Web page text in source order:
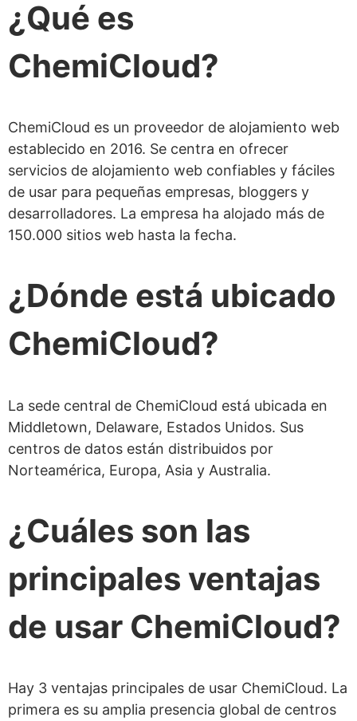
usar ChemiCloud?
¿Qué tipos de alojamiento ofrecen?
Alojamiento Compartido
Alojamiento WordPress
Alojamiento Revendedor
¿Ofrece ChemiCloud
alojamiento gestionado?
alojamiento Windows?
¿Ofrece ChemiCloud ancho de
banda ilimitado?
¿Dónde están los centros de datos de
ChemiCloud?
¿Es rápido ChemiCloud?
actividad de ChemiCloud?
¿Qué panel de control proporciona
ChemiCloud?
¿Proporciona ChemiCloud un
¿Proporciona ChemiCloud correos
electrónicos gratuitos?
¿Qué es
ChemiCloud?
ChemiCloud es un proveedor de alojamiento web
establecido en 2016. Se centra en ofrecer
servicios de alojamiento web confiables y fáciles
de usar para pequeñas empresas, bloggers y
desarrolladores. La empresa ha alojado más de
150.000 sitios web hasta la fecha.
¿Dónde está ubicado
ChemiCloud?
La sede central de ChemiCloud está ubicada en
Middletown, Delaware, Estados Unidos. Sus
centros de datos están distribuidos por
Norteamérica, Europa, Asia y Australia.
¿Cuáles son las
principales ventajas
de usar ChemiCloud?
Hay 3 ventajas principales de usar ChemiCloud. La
primera es su amplia presencia global de centros